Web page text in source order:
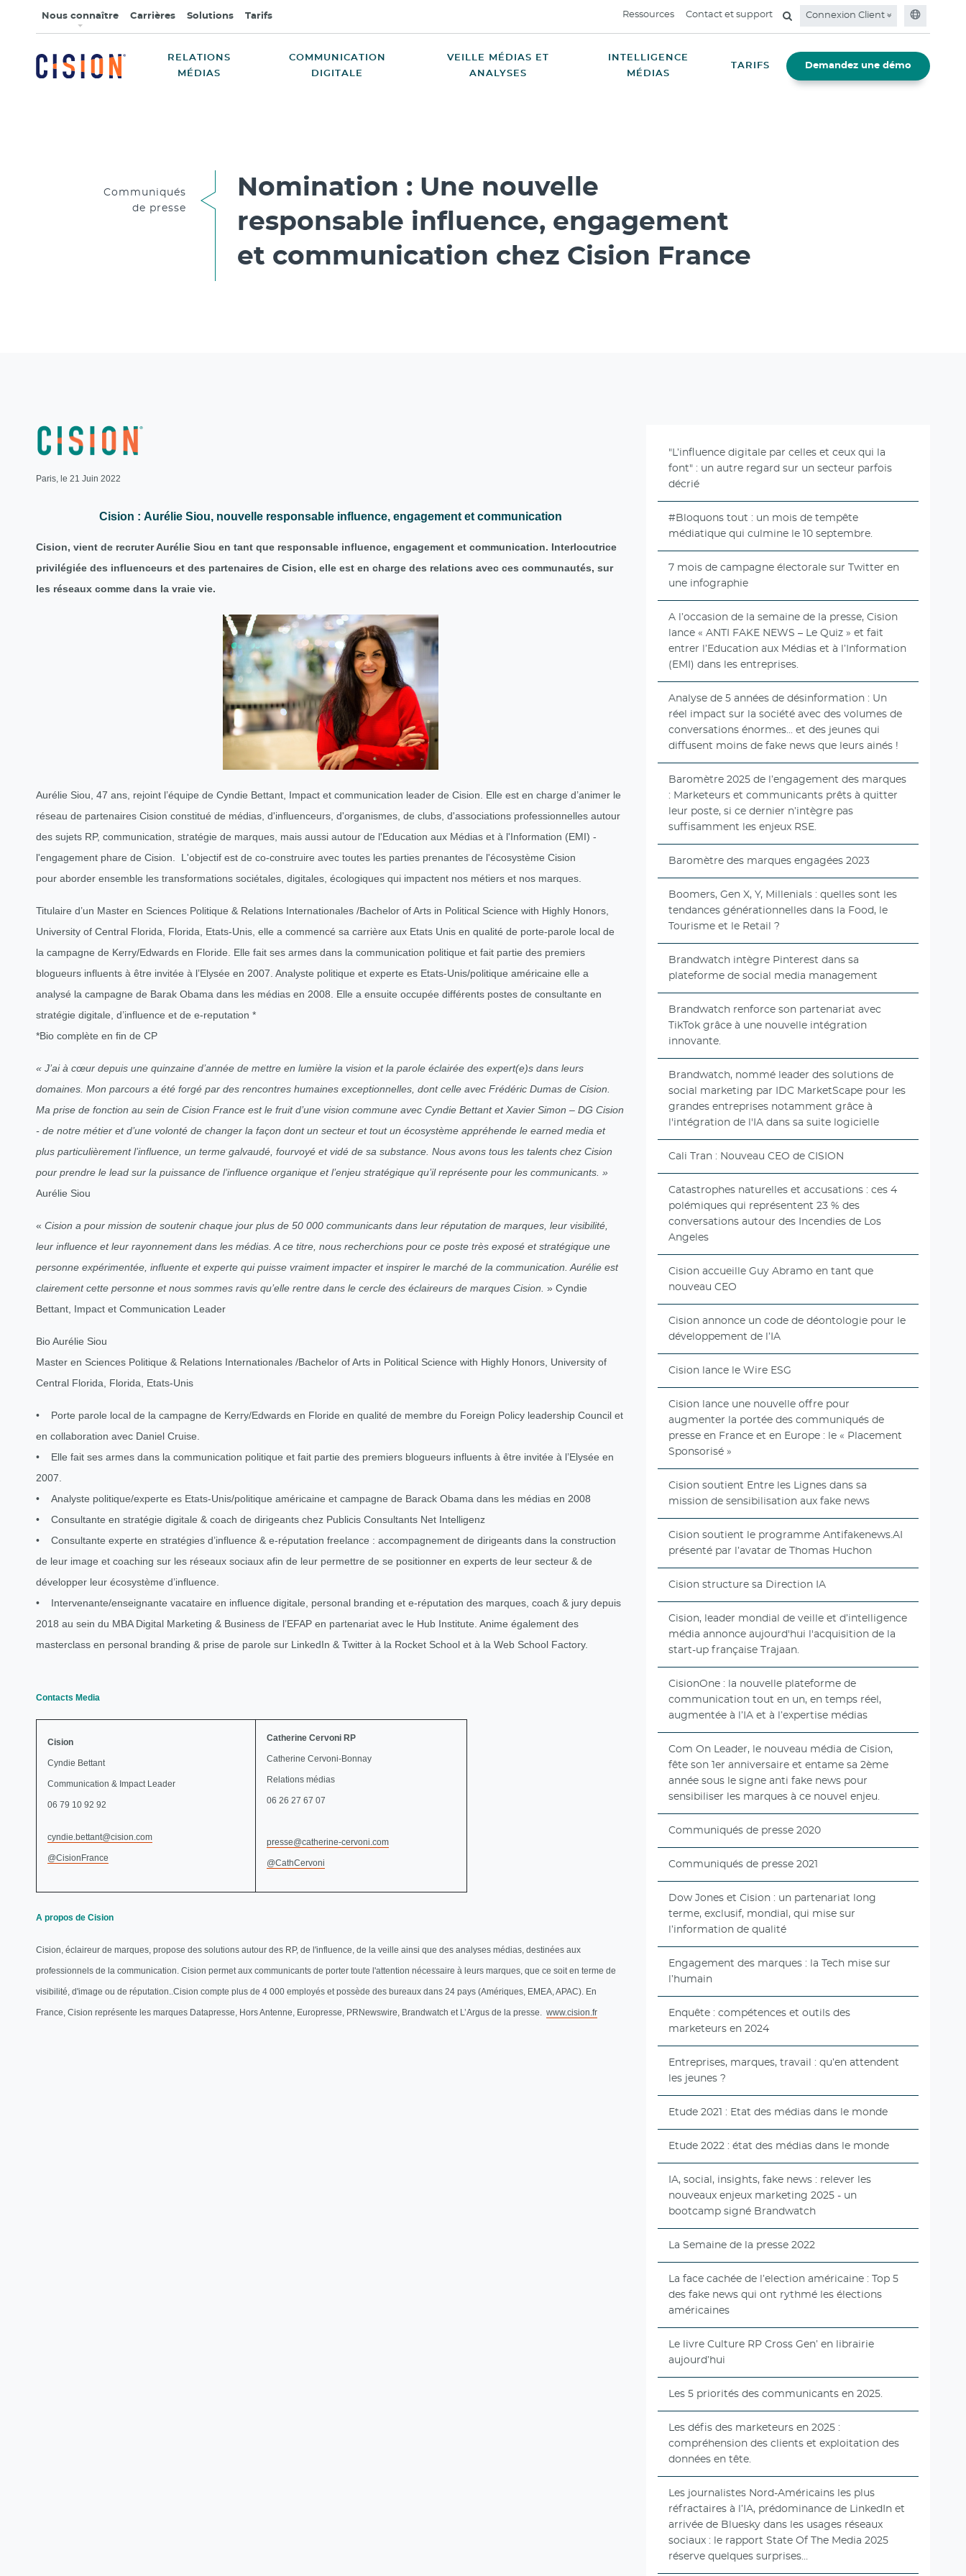
Nous connaître Carrières Solutions Tarifs Ressources Contact et support Connexion Client
RELATIONS
MÉDIAS
COMMUNICATION
DIGITALE
VEILLE MÉDIAS ET
ANALYSES
INTELLIGENCE
MÉDIAS
TARIFS Demandez une démo
Communiqués
de presse
Nomination : Une nouvelle
responsable influence, engagement
et communication chez Cision France
Paris, le 21 Juin 2022
Cision : Aurélie Siou, nouvelle responsable influence, engagement et communication
Cision, vient de recruter Aurélie Siou en tant que responsable influence, engagement et communication. Interlocutrice
privilégiée des influenceurs et des partenaires de Cision, elle est en charge des relations avec ces communautés, sur
les réseaux comme dans la vraie vie.
Aurélie Siou, 47 ans, rejoint l’équipe de Cyndie Bettant, Impact et communication leader de Cision. Elle est en charge d’animer le
réseau de partenaires Cision constitué de médias, d'influenceurs, d'organismes, de clubs, d'associations professionnelles autour
des sujets RP, communication, stratégie de marques, mais aussi autour de l'Education aux Médias et à l'Information (EMI) -
l'engagement phare de Cision. L'objectif est de co-construire avec toutes les parties prenantes de l'écosystème Cision
pour aborder ensemble les transformations sociétales, digitales, écologiques qui impactent nos métiers et nos marques.
Titulaire d’un Master en Sciences Politique & Relations Internationales /Bachelor of Arts in Political Science with Highly Honors,
University of Central Florida, Florida, Etats-Unis, elle a commencé sa carrière aux Etats Unis en qualité de porte-parole local de
la campagne de Kerry/Edwards en Floride. Elle fait ses armes dans la communication politique et fait partie des premiers
blogueurs influents à être invitée à l’Elysée en 2007. Analyste politique et experte es Etats-Unis/politique américaine elle a
analysé la campagne de Barak Obama dans les médias en 2008. Elle a ensuite occupée différents postes de consultante en
stratégie digitale, d’influence et de e-reputation *
*Bio complète en fin de CP
« J’ai à cœur depuis une quinzaine d’année de mettre en lumière la vision et la parole éclairée des expert(e)s dans leurs
domaines. Mon parcours a été forgé par des rencontres humaines exceptionnelles, dont celle avec Frédéric Dumas de Cision.
Ma prise de fonction au sein de Cision France est le fruit d’une vision commune avec Cyndie Bettant et Xavier Simon – DG Cision
- de notre métier et d’une volonté de changer la façon dont un secteur et tout un écosystème appréhende le earned media et
plus particulièrement l’influence, un terme galvaudé, fourvoyé et vidé de sa substance. Nous avons tous les talents chez Cision
pour prendre le lead sur la puissance de l’influence organique et l’enjeu stratégique qu’il représente pour les communicants. »
Aurélie Siou
« Cision a pour mission de soutenir chaque jour plus de 50 000 communicants dans leur réputation de marques, leur visibilité,
leur influence et leur rayonnement dans les médias. A ce titre, nous recherchions pour ce poste très exposé et stratégique une
personne expérimentée, influente et experte qui puisse vraiment impacter et inspirer le marché de la communication. Aurélie est
clairement cette personne et nous sommes ravis qu’elle rentre dans le cercle des éclaireurs de marques Cision. » Cyndie
Bettant, Impact et Communication Leader
Bio Aurélie Siou
Master en Sciences Politique & Relations Internationales /Bachelor of Arts in Political Science with Highly Honors, University of
Central Florida, Florida, Etats-Unis
• Porte parole local de la campagne de Kerry/Edwards en Floride en qualité de membre du Foreign Policy leadership Council et
en collaboration avec Daniel Cruise.
• Elle fait ses armes dans la communication politique et fait partie des premiers blogueurs influents à être invitée à l’Elysée en
2007.
• Analyste politique/experte es Etats-Unis/politique américaine et campagne de Barack Obama dans les médias en 2008
• Consultante en stratégie digitale & coach de dirigeants chez Publicis Consultants Net Intelligenz
• Consultante experte en stratégies d’influence & e-réputation freelance : accompagnement de dirigeants dans la construction
de leur image et coaching sur les réseaux sociaux afin de leur permettre de se positionner en experts de leur secteur & de
développer leur écosystème d’influence.
• Intervenante/enseignante vacataire en influence digitale, personal branding et e-réputation des marques, coach & jury depuis
2018 au sein du MBA Digital Marketing & Business de l’EFAP en partenariat avec le Hub Institute. Anime également des
masterclass en personal branding & prise de parole sur LinkedIn & Twitter à la Rocket School et à la Web School Factory.
Contacts Media
Cision
Cyndie Bettant
Communication & Impact Leader
06 79 10 92 92
cyndie.bettant@cision.com
@CisionFrance
Catherine Cervoni RP
Catherine Cervoni-Bonnay
Relations médias
06 26 27 67 07
presse@catherine-cervoni.com
@CathCervoni
A propos de Cision
Cision, éclaireur de marques, propose des solutions autour des RP, de l'influence, de la veille ainsi que des analyses médias, destinées aux
professionnels de la communication. Cision permet aux communicants de porter toute l'attention nécessaire à leurs marques, que ce soit en terme de
visibilité, d'image ou de réputation..Cision compte plus de 4 000 employés et possède des bureaux dans 24 pays (Amériques, EMEA, APAC). En
France, Cision représente les marques Datapresse, Hors Antenne, Europresse, PRNewswire, Brandwatch et L’Argus de la presse. www.cision.fr
"L’influence digitale par celles et ceux qui la
font" : un autre regard sur un secteur parfois
décrié
#Bloquons tout : un mois de tempête
médiatique qui culmine le 10 septembre.
7 mois de campagne électorale sur Twitter en
une infographie
A l’occasion de la semaine de la presse, Cision
lance « ANTI FAKE NEWS – Le Quiz » et fait
entrer l’Education aux Médias et à l’Information
(EMI) dans les entreprises.
Analyse de 5 années de désinformation : Un
réel impact sur la société avec des volumes de
conversations énormes... et des jeunes qui
diffusent moins de fake news que leurs ainés !
Baromètre 2025 de l’engagement des marques
: Marketeurs et communicants prêts à quitter
leur poste, si ce dernier n’intègre pas
suffisamment les enjeux RSE.
Baromètre des marques engagées 2023
Boomers, Gen X, Y, Millenials : quelles sont les
tendances générationnelles dans la Food, le
Tourisme et le Retail ?
Brandwatch intègre Pinterest dans sa
plateforme de social media management
Brandwatch renforce son partenariat avec
TikTok grâce à une nouvelle intégration
innovante.
Brandwatch, nommé leader des solutions de
social marketing par IDC MarketScape pour les
grandes entreprises notamment grâce à
l'intégration de l'IA dans sa suite logicielle
Cali Tran : Nouveau CEO de CISION
Catastrophes naturelles et accusations : ces 4
polémiques qui représentent 23 % des
conversations autour des Incendies de Los
Angeles
Cision accueille Guy Abramo en tant que
nouveau CEO
Cision annonce un code de déontologie pour le
développement de l’IA
Cision lance le Wire ESG
Cision lance une nouvelle offre pour
augmenter la portée des communiqués de
presse en France et en Europe : le « Placement
Sponsorisé »
Cision soutient Entre les Lignes dans sa
mission de sensibilisation aux fake news
Cision soutient le programme Antifakenews.AI
présenté par l’avatar de Thomas Huchon
Cision structure sa Direction IA
Cision, leader mondial de veille et d’intelligence
média annonce aujourd'hui l'acquisition de la
start-up française Trajaan.
CisionOne : la nouvelle plateforme de
communication tout en un, en temps réel,
augmentée à l’IA et à l’expertise médias
Com On Leader, le nouveau média de Cision,
fête son 1er anniversaire et entame sa 2ème
année sous le signe anti fake news pour
sensibiliser les marques à ce nouvel enjeu.
Communiqués de presse 2020
Communiqués de presse 2021
Dow Jones et Cision : un partenariat long
terme, exclusif, mondial, qui mise sur
l’information de qualité
Engagement des marques : la Tech mise sur
l’humain
Enquête : compétences et outils des
marketeurs en 2024
Entreprises, marques, travail : qu’en attendent
les jeunes ?
Etude 2021 : Etat des médias dans le monde
Etude 2022 : état des médias dans le monde
IA, social, insights, fake news : relever les
nouveaux enjeux marketing 2025 - un
bootcamp signé Brandwatch
La Semaine de la presse 2022
La face cachée de l’election américaine : Top 5
des fake news qui ont rythmé les élections
américaines
Le livre Culture RP Cross Gen’ en librairie
aujourd’hui
Les 5 priorités des communicants en 2025.
Les défis des marketeurs en 2025 :
compréhension des clients et exploitation des
données en tête.
Les journalistes Nord-Américains les plus
réfractaires à l’IA, prédominance de LinkedIn et
arrivée de Bluesky dans les usages réseaux
sociaux : le rapport State Of The Media 2025
réserve quelques surprises…